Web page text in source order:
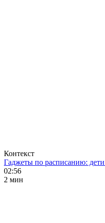
Контекст
Гаджеты по расписанию:
02:56
2 мин